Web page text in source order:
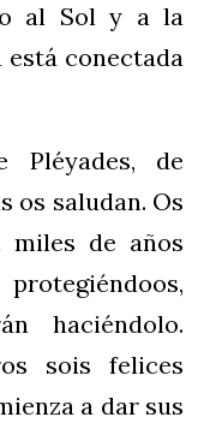
al Sol y a la
está conectada
Pléyades, de
os saludan. Os
miles de años
haciéndolo.
sois felices
a dar sus